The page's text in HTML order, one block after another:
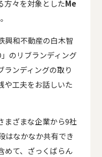
方々を対象としたMe
興和不動産の白木智
のリブランディング
ランディングの取り
や工夫をお話しいた
まざまな企業から9社
はなかなか共有でき
めて、ざっくばらん